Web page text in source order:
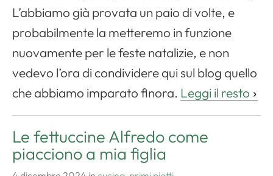
L’abbiamo già provata un paio di volte, e
probabilmente la metteremo in funzione
nuovamente per le feste natalizie, e non
vedevo l’ora di condividere qui sul blog quello
che abbiamo imparato finora. Leggi il resto
Le fettuccine Alfredo come
piacciono a mia figlia
Apri il menu di navigazione